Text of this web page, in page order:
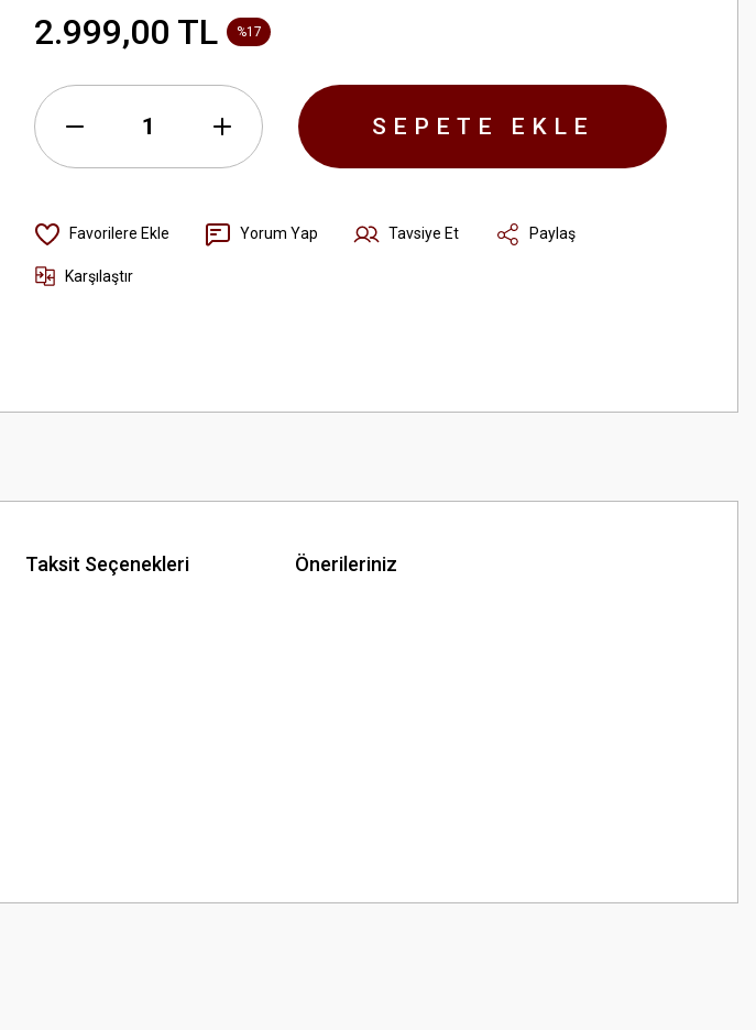
2.999,00 TL %17
SEPETE EKLE
Yorum Yap Tavsiye Et Paylaş
Karşılaştır
Taksit Seçenekleri Önerileriniz